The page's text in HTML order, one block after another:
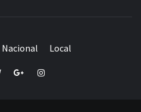
Nacional Local
Google+Instagram